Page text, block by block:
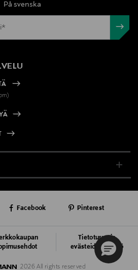
På svenska
2026 All rights reserved
Tietoturva ja
evästeiden käyttö
Facebook Pinterest